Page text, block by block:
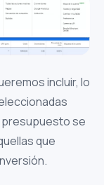
incluir, lo
presupuesto se
que